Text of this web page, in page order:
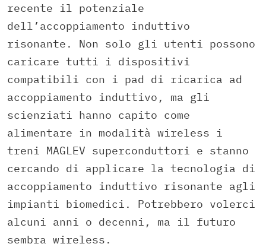
recente il potenziale
dell’accoppiamento induttivo
risonante. Non solo gli utenti possono
caricare tutti i dispositivi
compatibili con i pad di ricarica ad
accoppiamento induttivo, ma gli
scienziati hanno capito come
alimentare in modalità wireless i
treni MAGLEV superconduttori e stanno
cercando di applicare la tecnologia di
accoppiamento induttivo risonante agli
impianti biomedici. Potrebbero volerci
alcuni anni o decenni, ma il futuro
sembra wireless.